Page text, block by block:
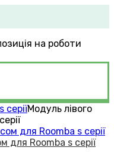
на роботи
s серіїМодуль лівого
для Roomba s серії